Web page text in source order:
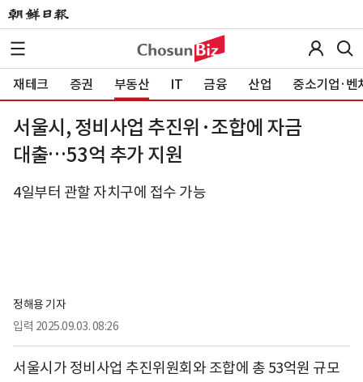
재테크 증권 부동산 IT 금융 산업 중소기업·벤
서울시, 정비사업 추진위·조합에 자금
대출…53억 추가 지원
4일부터 관할 자치구에 접수 가능
정해용 기자
입력 2025.09.03. 08:26
서울시가 정비사업 추진위원회와 조합에 총 53억원 규모